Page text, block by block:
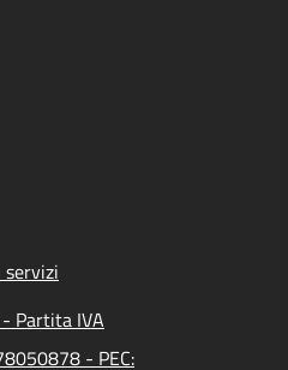
Partita IVA
- PEC: